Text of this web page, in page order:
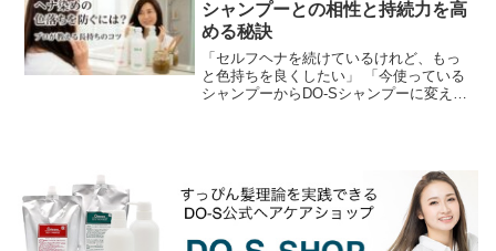
シャンプーとの相性と持続力を高
める秘訣
「セルフヘナを続けているけれど、もっ
と色持ちを良くしたい」 「今使っている
シャンプーからDO-Sシャンプーに変えた